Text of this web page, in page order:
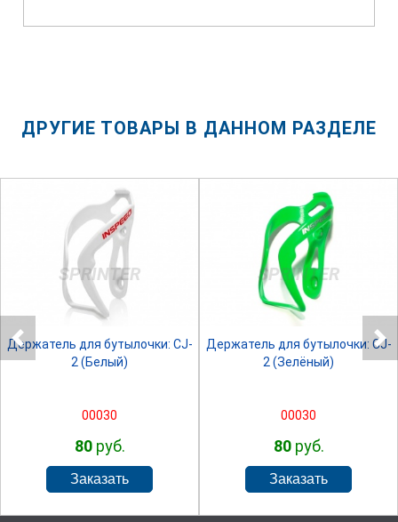
ДРУГИЕ ТОВАРЫ В ДАННОМ РАЗДЕЛЕ
SPRINTER
Держатель для бутылочки: CJ-
2 (Белый)
00030
80руб.
SPRINTER
Держатель для бутылочки: CJ-
2 (Зелёный)
00030
80руб.